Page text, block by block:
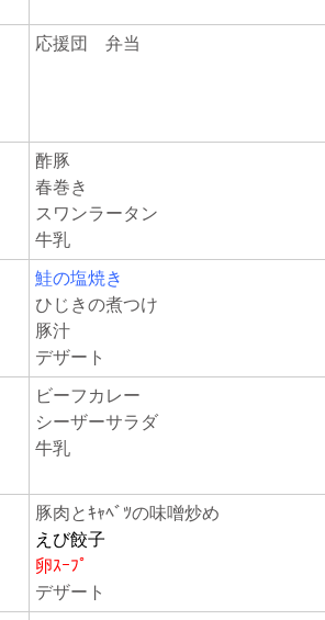
応援団 弁当
酢豚
春巻き
スワンラータン
牛乳
鮭の塩焼き
ひじきの煮つけ
豚汁
デザート
ビーフカレー
シーザーサラダ
牛乳
豚肉とｷｬﾍﾞﾂの味噌炒め
えび餃子
卵ｽｰﾌﾟ
デザート